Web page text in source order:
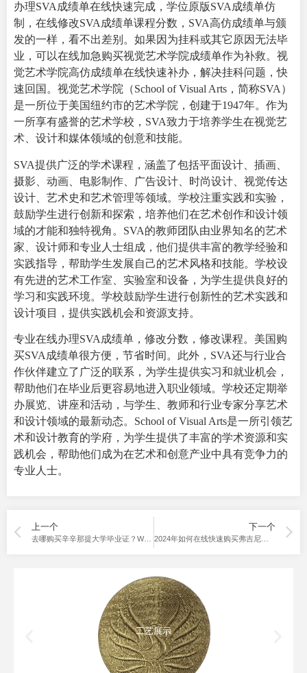
办理SVA成绩单在线快速完成，学位原版SVA成绩单仿
制，在线修改SVA成绩单课程分数，SVA高仿成绩单与颁
发的一样，看不出差别。如果因为挂科或其它原因无法毕
业，可以在线加急购买视觉艺术学院成绩单作为补救。视
觉艺术学院高仿成绩单在线快速补办，解决挂科问题，快
速回国。 视觉艺术学院 （School of Visual Arts，简称SVA）
是一所位于美国纽约市的艺术学院，创建于1947年。作为
一所享有盛誉的艺术学校，SVA致力于培养学生在视觉艺
术、设计和媒体领域的创意和技能。
SVA提供广泛的学术课程，涵盖了包括平面设计、插画、
摄影、动画、电影制作、广告设计、时尚设计、视觉传达
设计、艺术史和艺术管理等领域。学校注重实践和实验，
鼓励学生进行创新和探索，培养他们在艺术创作和设计领
域的才能和独特视角。SVA的教师团队由业界知名的艺术
家、设计师和专业人士组成，他们提供丰富的教学经验和
实践指导，帮助学生发展自己的艺术风格和技能。学校设
有先进的艺术工作室、实验室和设备，为学生提供良好的
学习和实践环境。学校鼓励学生进行创新性的艺术实践和
设计项目，提供实践机会和资源支持。
专业在线办理SVA成绩单，修改分数，修改课程。美国购
买SVA成绩单很方便，节省时间。此外，SVA还与行业合
作伙伴建立了广泛的联系，为学生提供实习和就业机会，
帮助他们在毕业后更容易地进入职业领域。学校还定期举
办展览、讲座和活动，与学生、教师和行业专家分享艺术
和设计领域的最新动态。School of Visual Arts是一所引领艺
术和设计教育的学府，为学生提供了丰富的学术资源和实
践机会，帮助他们成为在艺术和创意产业中具有竞争力的
专业人士。
上一个
去哪购买辛辛那提大学毕业证？Where to buy University of Cincinnati diploma？
下一个
2024年如何在线快速购买弗吉尼亚大学毕业证？How to quickly buy University of Virginia diploma online in 2024？
工艺展示